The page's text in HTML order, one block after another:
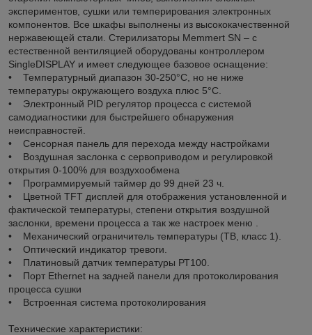
экспериментов, сушки или темперирования электронных
компонентов. Все шкафы выполнены из высококачественной
нержавеющей стали. Стерилизаторы Memmert SN – с
естественной вентиляцией оборудованы контроллером
SingleDISPLAY и имеет следующее базовое оснащение:
• Температурный диапазон 30-250°С, но не ниже
температуры окружающего воздуха плюс 5°С.
• Электронный PID регулятор процесса с системой
самодиагностики для быстрейшего обнаружения
неисправностей.
• Сенсорная панель для перехода между настройками
• Воздушная заслонка с сервоприводом и регулировкой
открытия 0-100% для воздухообмена
• Программируемый таймер до 99 дней 23 ч.
• Цветной TFT дисплей для отображения установленной и
фактической температуры, степени открытия воздушной
заслонки, времени процесса а так же настроек меню .
• Механический ограничитель температуры (ТВ, класс 1).
• Оптический индикатор тревоги.
• Платиновый датчик температуры РТ100.
• Порт Ethernet на задней панели для протоколирования
процесса сушки
• Встроенная система протоколирования
Технические характеристики: